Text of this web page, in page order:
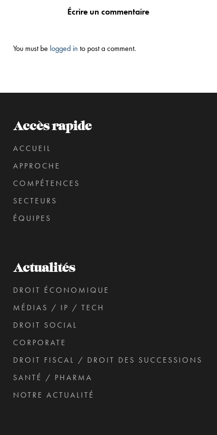
Écrire un commentaire
You must be logged in to post a comment.
Accès rapide
ACCUEIL
APPROCHE
COMPÉTENCES
SECTEURS
ÉQUIPES
Actualités
DROIT ÉCONOMIQUE
MÉDIAS / IP / TECH
DROIT SOCIAL
CORPORATE
DROIT FISCAL / DROIT DES SUCCESSIONS
SANTÉ / PHARMA
NOTRE ACTUALITÉ